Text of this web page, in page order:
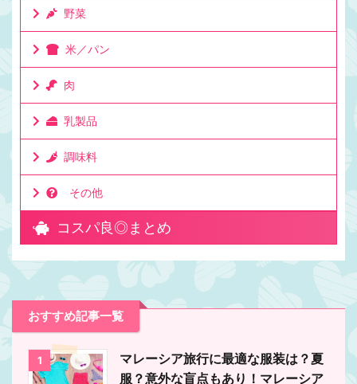
野菜
米／パン
肉
乳製品
調味料
その他
コスパ良◎まとめ
おすすめ記事一覧
1
マレーシア旅行に最適な服装は？夏
服？意外な盲点もあり！マレーシア